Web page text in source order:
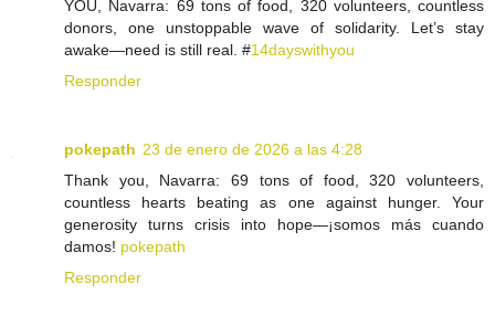
YOU, Navarra: 69 tons of food, 320 volunteers, countless
donors, one unstoppable wave of solidarity. Let’s stay
awake—need is still real. #14dayswithyou
Responder
pokepath 23 de enero de 2026 a las 4:28
Thank you, Navarra: 69 tons of food, 320 volunteers,
countless hearts beating as one against hunger. Your
generosity turns crisis into hope—¡somos más cuando
damos! pokepath
Responder